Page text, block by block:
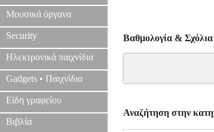
Μουσικά όργανα
Security
Ηλεκτρονικά παιχνίδια
Gadgets • Παιχνίδια
Είδη γραφείου
Βιβλία
Βαθμολογία & Σχόλια
Αναζήτηση στην